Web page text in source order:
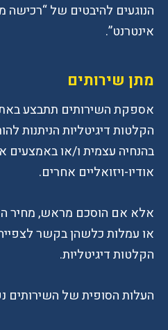
הנוגעים להיבטים של “רכישה
אינטרנט”.
מתן שירותים
אספקת השירותים תתבצע
הקלטות דיגיטליות הניתנות
בהנחיה עצמית ו/או באמצעים
אודיו-ויזואליים אחרים.
אלא אם הוסכם מראש, מחיר
או עמלות כלשהן בקשר
הקלטות דיגיטליות.
העלות הסופית של השירותים